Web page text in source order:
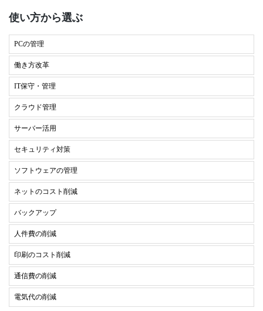
使い方から選ぶ
PCの管理
働き方改革
IT保守・管理
クラウド管理
サーバー活用
セキュリティ対策
ソフトウェアの管理
ネットのコスト削減
バックアップ
人件費の削減
印刷のコスト削減
通信費の削減
電気代の削減